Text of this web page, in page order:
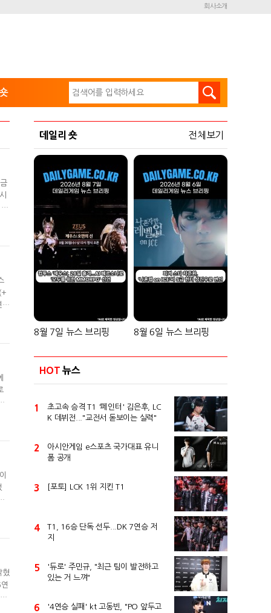
회사소개
1
패
혔
데일리 숏 전체보기
8월 7일 뉴스 브리핑 8월 6일 뉴스 브리핑
HOT 뉴스
1
초고속 승격 T1 '페인터' 김은후, LC
K 데뷔전..."교전서 돋보이는 실력"
2
아시안게임 e스포츠 국가대표 유니
폼 공개
3 [포토] LCK 1위 지킨 T1
4
T1, 16승 단독 선두...DK 7연승 저
지
5
'듀로' 주민규, "최근 팀이 발전하고
있는 거 느껴"
6
'4연승 실패' kt 고동빈, "PO 앞두고